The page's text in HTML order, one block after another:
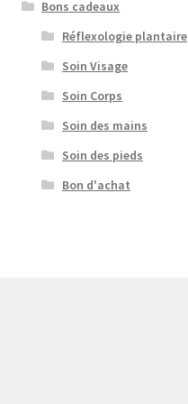
Bons cadeaux
Réflexologie plantaire
Soin Visage
Soin Corps
Soin des mains
Soin des pieds
Bon d'achat